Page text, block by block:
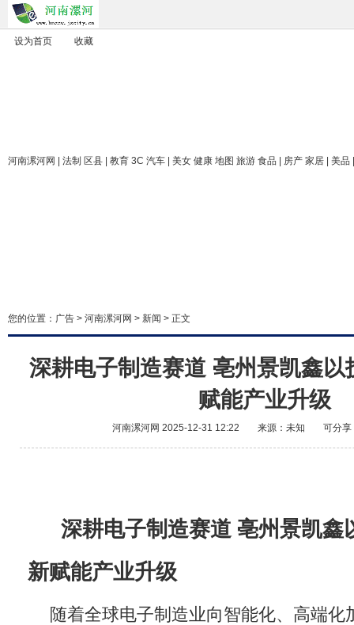
设为首页 收藏
河南漯河网 | 法制 区县 | 教育 3C 汽车 | 美女 健康 地图 旅游 食品 | 房产 家居 | 美品
您的位置： 广告 > 河南漯河网 > 新闻 > 正文
深耕电子制造赛道 亳州景凯鑫以
赋能产业升级
河南漯河网 2025-12-31 12:22 来源：未知 可分享
深耕电子制造赛道 亳州景凯鑫
新赋能产业升级
随着全球电子制造业向智能化、高端化